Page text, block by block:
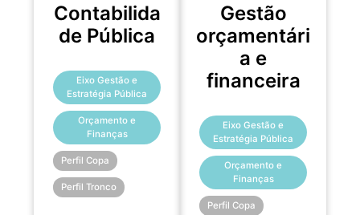
Contabilida
de Pública
Eixo Gestão e
Estratégia Pública
Orçamento e
Finanças
Perfil Copa
Perfil Tronco
Gestão
orçamentári
a e
financeira
Eixo Gestão e
Estratégia Pública
Orçamento e
Finanças
Perfil Copa